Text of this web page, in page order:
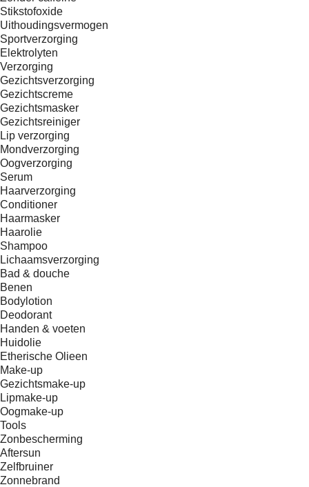
Stikstofoxide
Uithoudingsvermogen
Sportverzorging
Elektrolyten
Verzorging
Gezichtsverzorging
Gezichtscreme
Gezichtsmasker
Gezichtsreiniger
Lip verzorging
Mondverzorging
Oogverzorging
Serum
Haarverzorging
Conditioner
Haarmasker
Haarolie
Shampoo
Lichaamsverzorging
Bad & douche
Benen
Bodylotion
Deodorant
Handen & voeten
Huidolie
Etherische Olieen
Make-up
Gezichtsmake-up
Lipmake-up
Oogmake-up
Tools
Zonbescherming
Aftersun
Zelfbruiner
Zonnebrand